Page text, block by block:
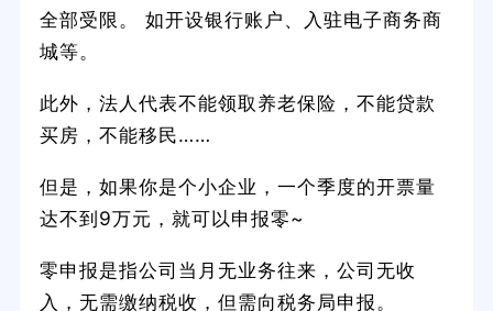
全部受限。 如开设银行账户、入驻电子商务商
城等。
此外，法人代表不能领取养老保险，不能贷款
买房，不能移民……
但是，如果你是个小企业，一个季度的开票量
达不到9万元，就可以申报零~
零申报是指公司当月无业务往来，公司无收
入，无需缴纳税收，但需向税务局申报。